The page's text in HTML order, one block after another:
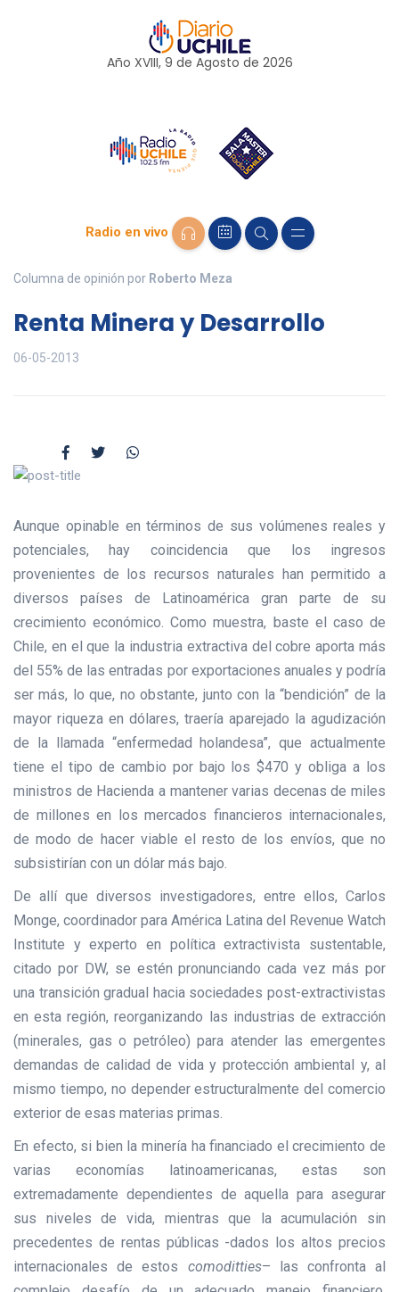
Año XVIII, 9 de Agosto de 2026
Radio en vivo
Columna de opinión por Roberto Meza
Renta Minera y Desarrollo
06-05-2013
Aunque opinable en términos de sus volúmenes reales y
potenciales, hay coincidencia que los ingresos
provenientes de los recursos naturales han permitido a
diversos países de Latinoamérica gran parte de su
crecimiento económico. Como muestra, baste el caso de
Chile, en el que la industria extractiva del cobre aporta más
del 55% de las entradas por exportaciones anuales y podría
ser más, lo que, no obstante, junto con la “bendición” de la
mayor riqueza en dólares, traería aparejado la agudización
de la llamada “enfermedad holandesa”, que actualmente
tiene el tipo de cambio por bajo los $470 y obliga a los
ministros de Hacienda a mantener varias decenas de miles
de millones en los mercados financieros internacionales,
de modo de hacer viable el resto de los envíos, que no
subsistirían con un dólar más bajo.
De allí que diversos investigadores, entre ellos, Carlos
Monge, coordinador para América Latina del Revenue Watch
Institute y experto en política extractivista sustentable,
citado por DW, se estén pronunciando cada vez más por
una transición gradual hacia sociedades post-extractivistas
en esta región, reorganizando las industrias de extracción
(minerales, gas o petróleo) para atender las emergentes
demandas de calidad de vida y protección ambiental y, al
mismo tiempo, no depender estructuralmente del comercio
exterior de esas materias primas.
En efecto, si bien la minería ha financiado el crecimiento de
varias economías latinoamericanas, estas son
extremadamente dependientes de aquella para asegurar
sus niveles de vida, mientras que la acumulación sin
precedentes de rentas públicas -dados los altos precios
internacionales de estos comoditties– las confronta al